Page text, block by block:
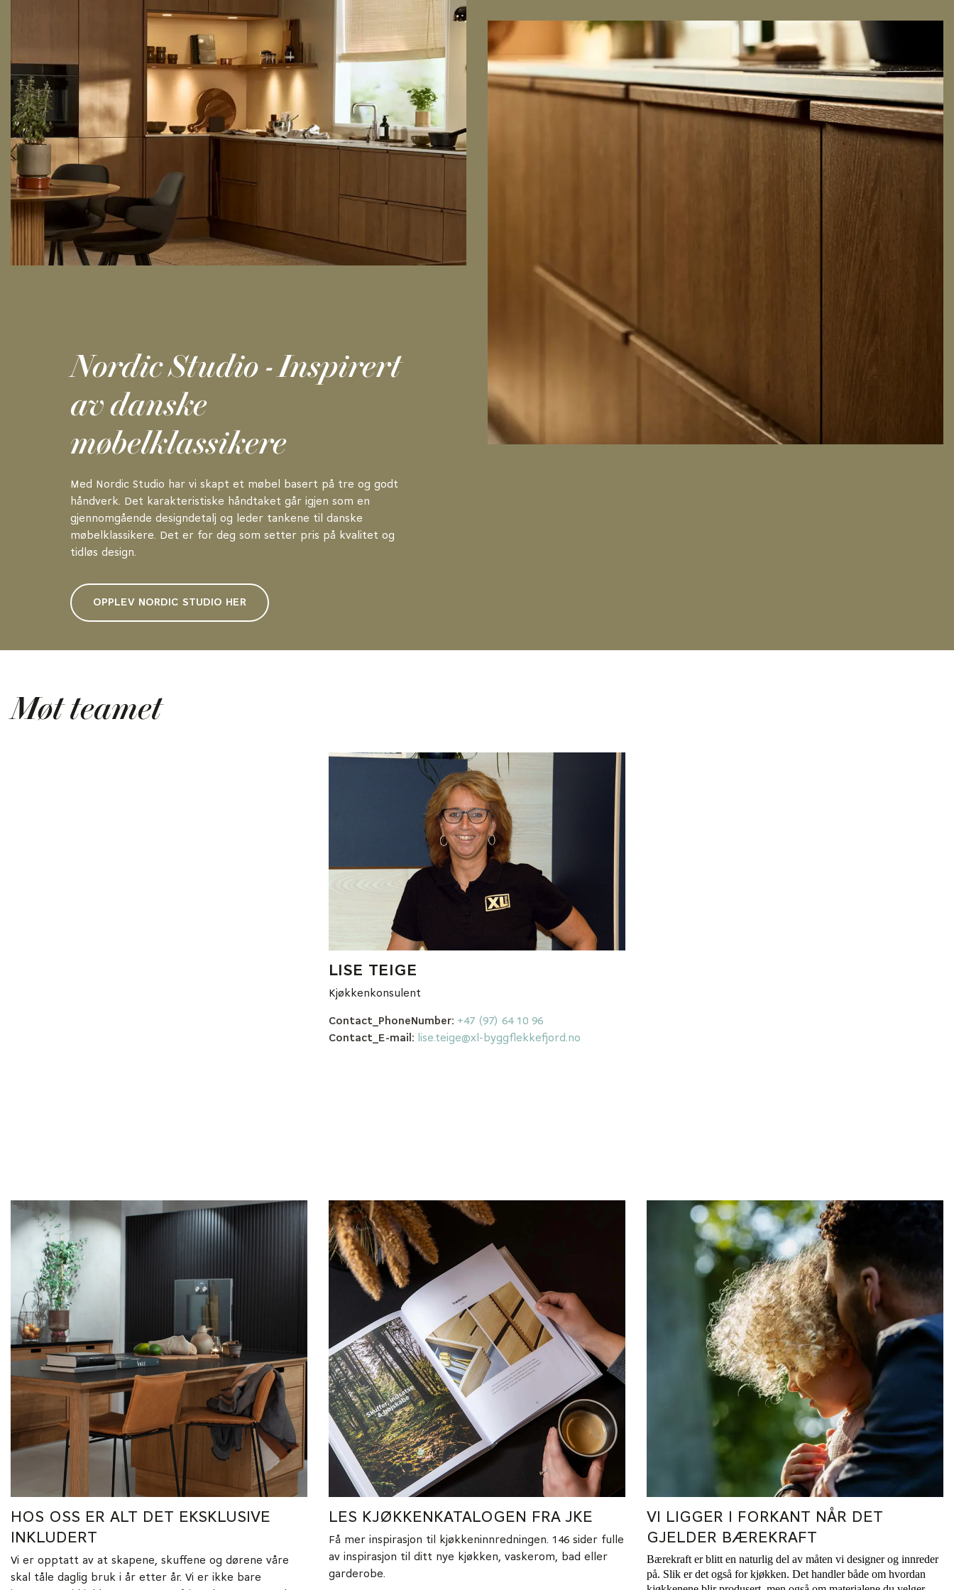
Nordic Studio - Inspirert
av danske
møbelklassikere
Med Nordic Studio har vi skapt et møbel basert på tre og godt
håndverk. Det karakteristiske håndtaket går igjen som en
gjennomgående designdetalj og leder tankene til danske
møbelklassikere. Det er for deg som setter pris på kvalitet og
tidløs design.
OPPLEV NORDIC STUDIO HER
Møt teamet
LISE TEIGE
Kjøkkenkonsulent
Contact_PhoneNumber: +47 (97) 64 10 96
Contact_E-mail: lise.teige@xl-byggflekkefjord.no
HOS OSS ER ALT DET EKSKLUSIVE
INKLUDERT
Vi er opptatt av at skapene, skuffene og dørene våre
skal tåle daglig bruk i år etter år. Vi er ikke bare
LES KJØKKENKATALOGEN FRA JKE
Få mer inspirasjon til kjøkkeninnredningen. 146 sider fulle
av inspirasjon til ditt nye kjøkken, vaskerom, bad eller
garderobe.
VI LIGGER I FORKANT NÅR DET
GJELDER BÆREKRAFT
Bærekraft er blitt en naturlig del av måten vi designer og innreder
på. Slik er det også for kjøkken. Det handler både om hvordan